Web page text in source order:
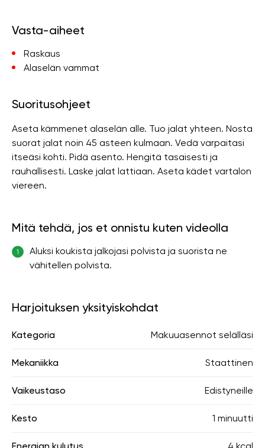
Vasta-aiheet
Raskaus
Alaselän vammat
Suoritusohjeet
Aseta kämmenet alaselän alle. Tuo jalat yhteen. Nosta
suorat jalat noin 45 asteen kulmaan. Vedä varpaitasi
itseäsi kohti. Pidä asento. Hengitä tasaisesti ja
rauhallisesti. Laske jalat lattiaan. Aseta kädet vartalon
viereen.
Mitä tehdä, jos et onnistu kuten videolla
1
Aluksi koukista jalkojasi polvista ja suorista ne
vähitellen polvista.
Harjoituksen yksityiskohdat
Kategoria Makuuasennot selälläsi
Mekaniikka Staattinen
Vaikeustaso Edistyneille
Kesto 1 minuutti